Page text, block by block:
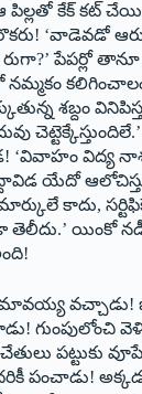
పిల్లతో కేక్‌ కట్‌
‘వాడెవడో ఆరుకి
పేపర్లో తానూ
నమ్మకం
శబ్దం
‘వివాహం విద్య
యేదో
కాదు,
యింకో
మావయ్య వచ్చాడు!
పట్టుకు
పంచాడు!